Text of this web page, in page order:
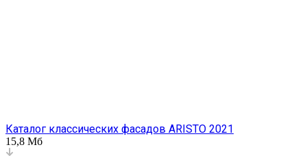
Каталог классических фасадов ARISTO 2021
15,8 Мб